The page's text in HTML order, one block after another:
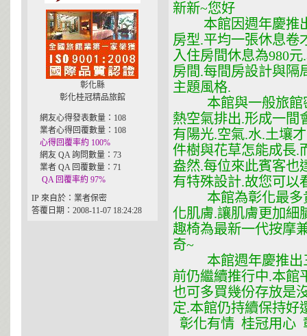
彰化縣
彰化桂冠精品旅館
網友心得發表數量：108
業者心得回覆數量：108
心得回覆率約 100%
網友 QA 詢問數量：73
業者 QA 回覆數量：71
QA 回覆率約 97%
IP 來自於：業者保密
答覆日期：2008-11-07 18:24:28
新新~您好
本館因週年慶推出
房型.平均一張休息卷
入住房間休息為980
房間.每間房設計與隔
主題風格.
本館與一般旅館密
熱空氣排出.形成一間
有陽光.空氣.水.土壤
件樹與花草怎能成長.
盎然.每位來此賓客也
有特殊設計.故您可以
本館為彰化最多貴
化肌膚.讓肌膚更加細
趣椅為最新一代按摩
奇~
本館週年慶推出三
前仍繼續推行中.本館
也可多買幾份存放是
定.本館仍持續保持好
彰化有情 桂冠用心